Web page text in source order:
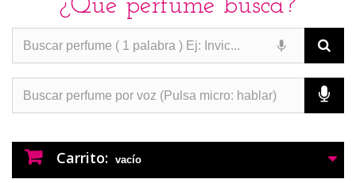
¿Qué perfume busca?
Carrito: vacío